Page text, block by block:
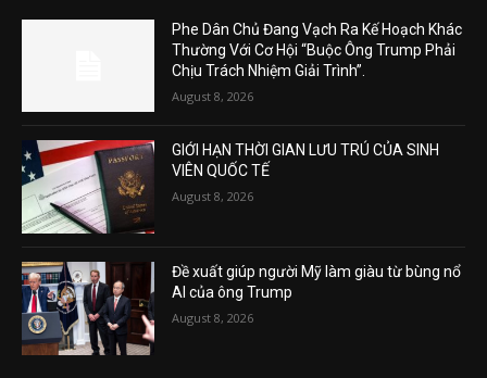
Phe Dân Chủ Đang Vạch Ra Kế Hoạch Khác
Thường Với Cơ Hội “Buộc Ông Trump Phải
Chịu Trách Nhiệm Giải Trình”.
August 8, 2026
GIỚI HẠN THỜI GIAN LƯU TRÚ CỦA SINH
VIÊN QUỐC TẾ
August 8, 2026
Đề xuất giúp người Mỹ làm giàu từ bùng nổ
AI của ông Trump
August 8, 2026